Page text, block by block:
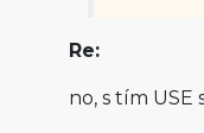
Re:
no, s tím USE